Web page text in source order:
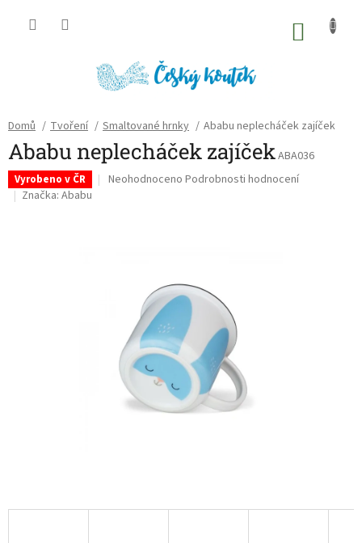
Domů / Tvoření / Smaltované hrnky / Ababu neplecháček zajíček
Ababu neplecháček zajíčekABA036
Vyrobeno v ČR
Průměrné
hvězdiček.
Neohodnoceno Podrobnosti hodnocení
Značka: Ababu